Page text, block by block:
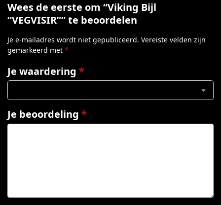
Wees de eerste om “Viking Bijl
“VEGVISIR”” te beoordelen
Je e-mailadres wordt niet gepubliceerd. Vereiste velden zijn
gemarkeerd met *
Je waardering *
Je beoordeling *